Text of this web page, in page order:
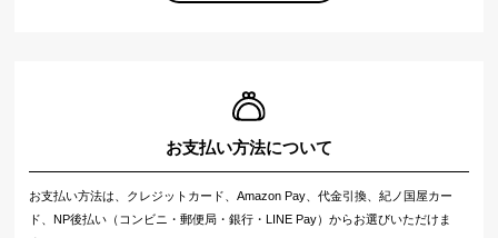
お支払い方法について
お支払い方法は、クレジットカード、Amazon Pay、代金引換、紀ノ国屋カー
ド、NP後払い（コンビニ・郵便局・銀行・LINE Pay）からお選びいただけま